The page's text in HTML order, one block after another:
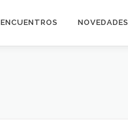
ENCUENTROS NOVEDADES